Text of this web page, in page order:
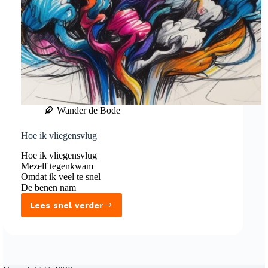
Wander de Bode
Hoe ik vliegensvlug
Hoe ik vliegensvlug
Mezelf tegenkwam
Omdat ik veel te snel
De benen nam
Lees snel verder
Hoe